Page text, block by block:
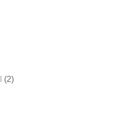
(2)